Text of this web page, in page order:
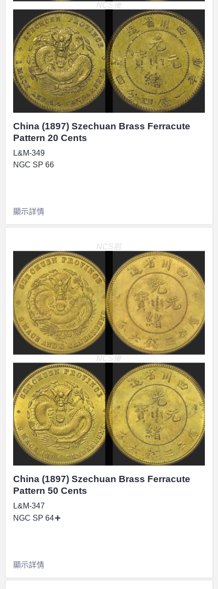
NCS後
China (1897) Szechuan Brass Ferracute
Pattern 20 Cents
L&M-349
NGC SP 66
顯示詳情
NCS前
NCS後
China (1897) Szechuan Brass Ferracute
Pattern 50 Cents
L&M-347
NGC SP 64
顯示詳情